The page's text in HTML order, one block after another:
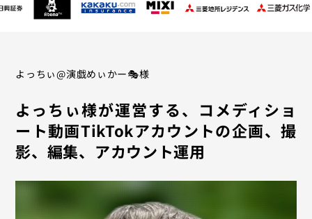
よっちぃ@演戯めぃかー🎭様
よっちぃ様が運営する、コメディショ
ート動画TikTokアカウントの企画、撮
影、編集、アカウント運用